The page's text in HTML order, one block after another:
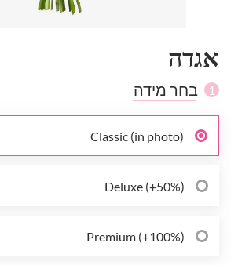
אגדה
1 בחר מידה
Classic (in photo)
Deluxe (+50%)
Premium (+100%)